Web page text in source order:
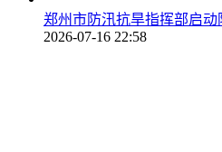
郑州市防汛抗旱指挥部启动
2026-07-16 22:58